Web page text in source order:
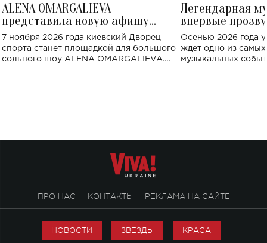
ALENA OMARGALIEVA
представила новую афишу
большого концерта во Дворце
спорта
7 ноября 2026 года киевский Дворец
спорта станет площадкой для большого
сольного шоу ALENA OMARGALIEVA.
Легендарная
впервые
Украине: где
Осенью 2026 года
ждет одно из
музыкальных
ПРО НАС КОНТАКТЫ РЕКЛАМА НА САЙТЕ
НОВОСТИ ЗВЕЗДЫ КРАСА